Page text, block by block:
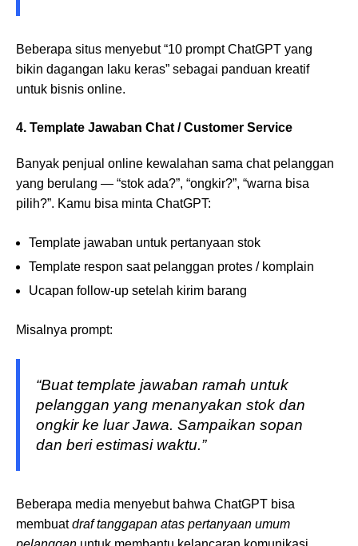
Beberapa situs menyebut “10 prompt ChatGPT yang
bikin dagangan laku keras” sebagai panduan kreatif
untuk bisnis online.
4. Template Jawaban Chat / Customer Service
Banyak penjual online kewalahan sama chat pelanggan
yang berulang — “stok ada?”, “ongkir?”, “warna bisa
pilih?”. Kamu bisa minta ChatGPT:
Template jawaban untuk pertanyaan stok
Template respon saat pelanggan protes / komplain
Ucapan follow-up setelah kirim barang
Misalnya prompt:
“Buat template jawaban ramah untuk
pelanggan yang menanyakan stok dan
ongkir ke luar Jawa. Sampaikan sopan
dan beri estimasi waktu.”
Beberapa media menyebut bahwa ChatGPT bisa
membuatdraf tanggapan atas pertanyaan umum